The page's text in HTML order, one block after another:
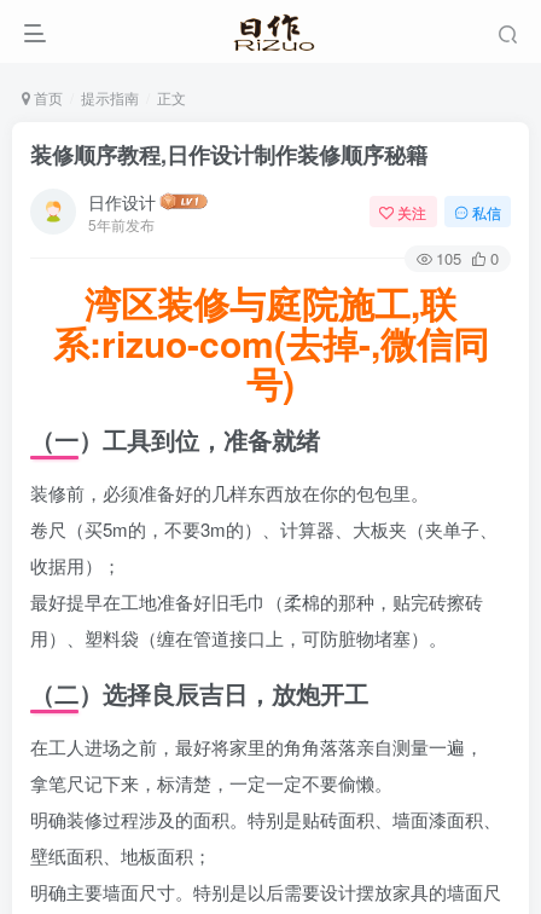
首页 提示指南 正文
装修顺序教程,日作设计制作装修顺序秘籍
日作设计
5年前发布
关注 私信
105 0
湾区装修与庭院施工,联
系:rizuo-com(去掉-,微信同
号)
（一）工具到位，准备就绪
装修前，必须准备好的几样东西放在你的包包里。
卷尺（买5m的，不要3m的）、计算器、大板夹（夹单子、
收据用）；
最好提早在工地准备好旧毛巾（柔棉的那种，贴完砖擦砖
用）、塑料袋（缠在管道接口上，可防脏物堵塞）。
（二）选择良辰吉日，放炮开工
在工人进场之前，最好将家里的角角落落亲自测量一遍，
拿笔尺记下来，标清楚，一定一定不要偷懒。
明确装修过程涉及的面积。特别是贴砖面积、墙面漆面积、
壁纸面积、地板面积；
明确主要墙面尺寸。特别是以后需要设计摆放家具的墙面尺